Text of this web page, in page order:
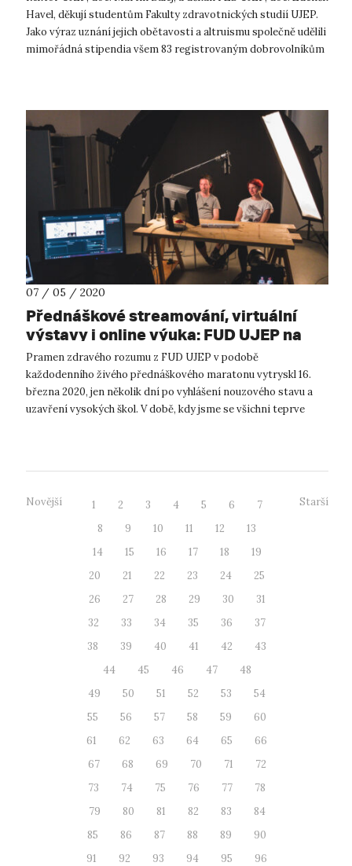
Havel, děkují studentům Fakulty zdravotnických studií UJEP.
Jako výraz uznání jejich obětavosti a altruismu společně udělili
mimořádná stipendia všem 83 registrovaným dobrovolníkům
07 / 05 / 2020
Přednáškové streamování, virtuální
výstavy i online výuka: FUD UJEP na
špici multimediální komunikace
Pramen zdravého rozumu z FUD UJEP v podobě
každodenního živého přednáškového maratonu vytryskl 16.
března 2020, jen několik dní po vyhlášení nouzového stavu a
uzavření vysokých škol. V době, kdy jsme se všichni teprve
Novější 1 2 3 4 5 6
7
8
9 10 11 12
13
14
15 16 17 18
19
20
21 22 23 24
25
26
27 28 29 30
31
32
33 34 35 36
37
38
39 40 41 42
43
44
45 46 47
48
49
50 51 52 53
54
55
56 57 58 59
60
61
62 63 64 65
66
67
68 69 70 71
72
73
74 75 76 77
78
79
80 81 82 83
84
85
86 87 88 89
90
91
92 93 94 95
96
Starší